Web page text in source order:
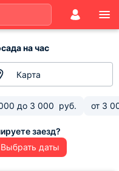
на час
Карта
до 3 000 руб. от 3
Выбрать даты